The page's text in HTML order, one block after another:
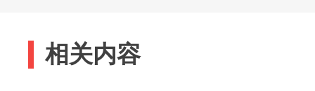
相关内容